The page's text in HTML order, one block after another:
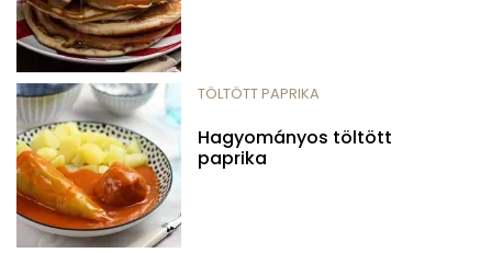
TÖLTÖTT PAPRIKA
Hagyományos töltött
paprika